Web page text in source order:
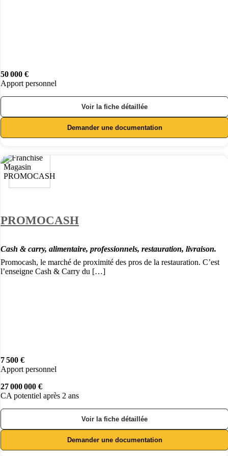
50 000 €
Apport personnel
Voir la fiche détaillée
Demander une documentation
PROMOCASH
Cash & carry, alimentaire, professionnels, restauration, livraison.
Promocash, le marché de proximité des pros de la restauration. C’est
l’enseigne Cash & Carry du […]
7 500 €
Apport personnel
27 000 000 €
CA potentiel après 2 ans
Voir la fiche détaillée
Demander une documentation